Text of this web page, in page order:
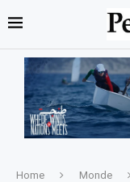
Home Monde